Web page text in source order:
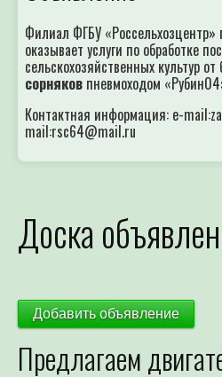
Филиал ФГБУ «Россельхозцентр»
оказывает услуги по обработке
сельскохозяйственных культур
сорняковпневмоходом
Контактная информация: e-
mail:rsc64@mail.ru
Доска
Добавить объявление
Предлагаем